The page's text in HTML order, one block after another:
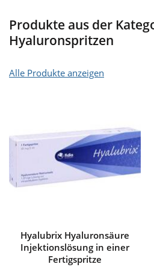
Produkte aus der
Hyaluronspritzen
Alle Produkte anzeigen
Hyalubrix Hyaluronsäure
Injektionslösung in einer
Fertigspritze